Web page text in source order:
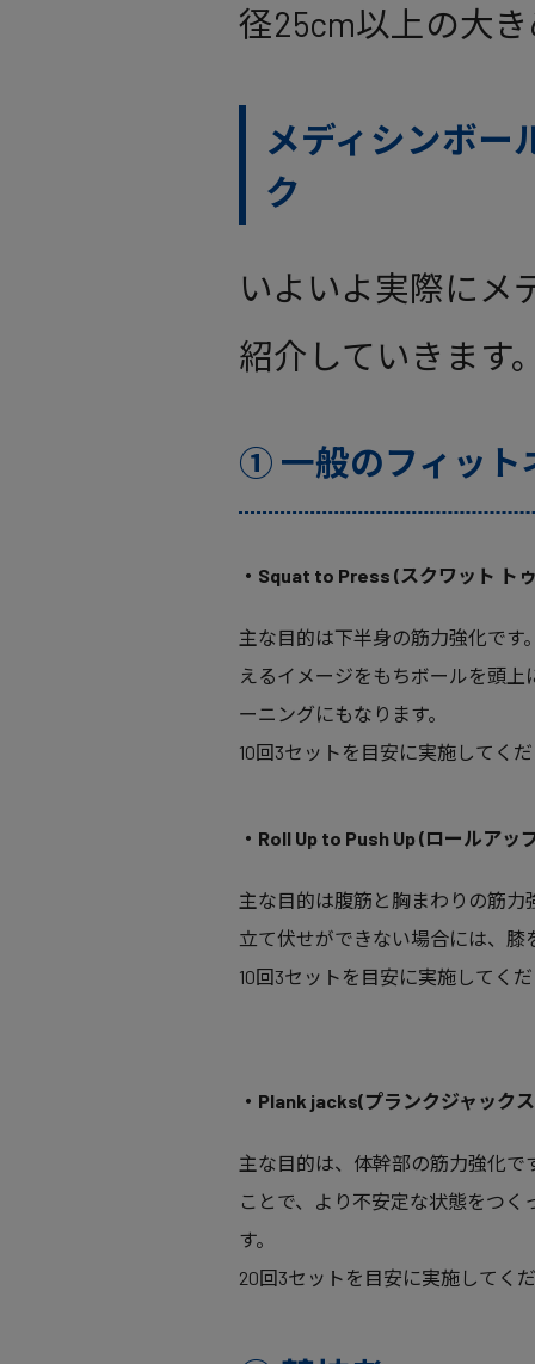
径25cm以上の大
メディシンボー
ク
いよいよ実際にメ
紹介していきます
① 一般のフィット
・Squat to Press (スクワット ト
主な目的は下半身の筋力強化です
えるイメージをもちボールを頭
ーニングにもなります。
10回3セットを目安に実施してく
・Roll Up to Push Up (ロールアッ
主な目的は腹筋と胸まわりの筋力
立て伏せができない場合には、膝
10回3セットを目安に実施してく
・Plank jacks(プランクジャック
主な目的は、体幹部の筋力強化で
ことで、より不安定な状態をつく
す。
20回3セットを目安に実施してく